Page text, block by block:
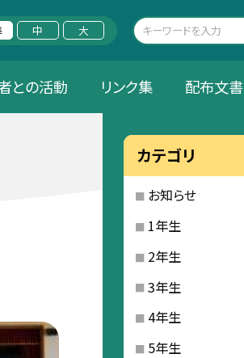
中 大
との活動 リンク集 配布文書
カテゴリ
お知らせ
1年生
2年生
3年生
4年生
5年生